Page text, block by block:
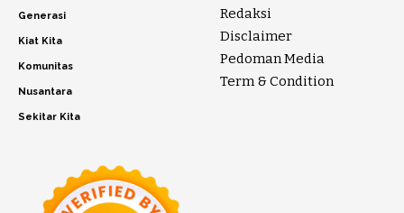
Generasi
Kiat Kita
Komunitas
Nusantara
Sekitar Kita
Redaksi
Disclaimer
Pedoman Media
Term & Condition